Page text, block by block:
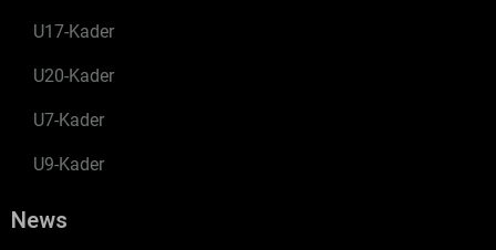
U17-Kader
U20-Kader
U7-Kader
U9-Kader
News